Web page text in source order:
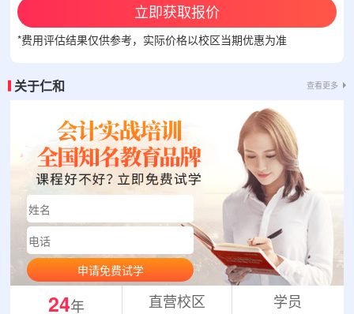
立即获取报价
*费用评估结果仅供参考，实际价格以校区当期优惠为准
关于仁和 查看更多
申请免费试学
24年 直营校区 学员